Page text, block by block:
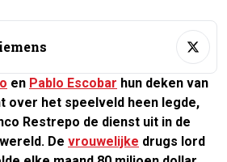
en Pablo Escobar hun deken van
over het speelveld heen legde,
Restrepo de dienst uit in de
De vrouwelijke drugs lord